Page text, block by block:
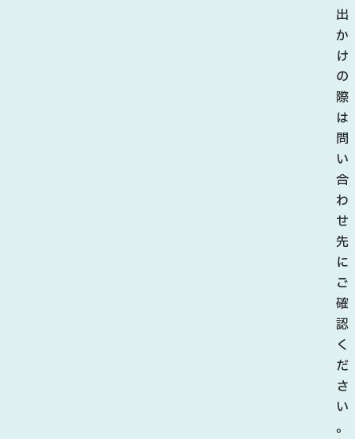
出
か
け
の
際
は
問
い
合
わ
せ
先
に
ご
確
認
く
だ
さ
い
。